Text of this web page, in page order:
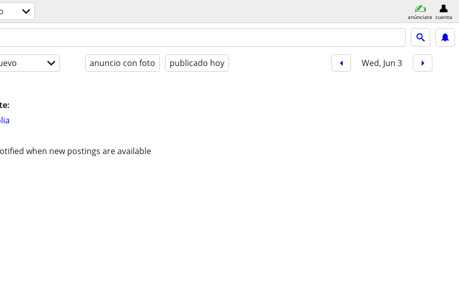
anúnciate cuenta
anuncio con foto publicado hoy Wed, Jun 3
when new postings are available